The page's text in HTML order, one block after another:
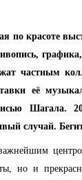
красоте
частным
её
Шагала.
случай.
но и